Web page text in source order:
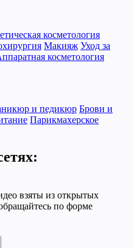
косметология
Макияж Уход за
косметология
и педикюр Брови и
Парикмахерское
взяты из открытых
по форме